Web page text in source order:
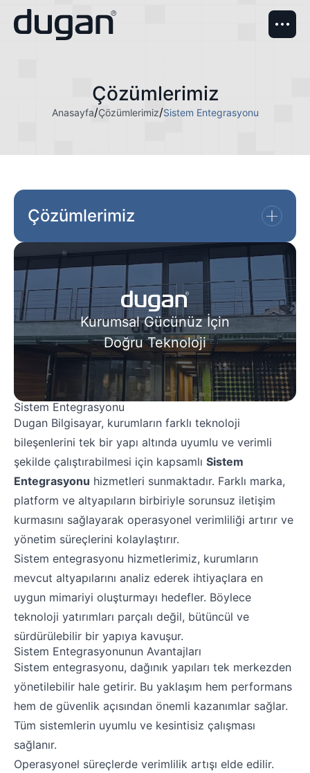
Çözümlerimiz
Anasayfa/Çözümlerimiz/Sistem Entegrasyonu
Sistem Entegrasyonu
Dugan Bilgisayar, kurumların farklı teknoloji
bileşenlerini tek bir yapı altında uyumlu ve verimli
şekilde çalıştırabilmesi için kapsamlı Sistem
Entegrasyonu hizmetleri sunmaktadır. Farklı marka,
platform ve altyapıların birbiriyle sorunsuz iletişim
kurmasını sağlayarak operasyonel verimliliği artırır ve
yönetim süreçlerini kolaylaştırır.
Sistem entegrasyonu hizmetlerimiz, kurumların
mevcut altyapılarını analiz ederek ihtiyaçlara en
uygun mimariyi oluşturmayı hedefler. Böylece
teknoloji yatırımları parçalı değil, bütüncül ve
sürdürülebilir bir yapıya kavuşur.
Sistem Entegrasyonunun Avantajları
Sistem entegrasyonu, dağınık yapıları tek merkezden
yönetilebilir hale getirir. Bu yaklaşım hem performans
hem de güvenlik açısından önemli kazanımlar sağlar.
Tüm sistemlerin uyumlu ve kesintisiz çalışması
sağlanır.
Operasyonel süreçlerde verimlilik artışı elde edilir.
Çözümlerimiz
Sistem Entegrasyonu
Sunucu, Veri Depolama ve Yedekleme Çözümleri
Network Altyapısı Kurulum ve Destek Hizmetleri
Yapısal Kablolama ve Sistem Odası Kurulumu
IT Danışmanlık, Bakım ve Onarım Hizmetleri
IP TV ve CCTV Kamera Sistemleri
Wi-Fi Kablosuz Network Kurulumları
Bilgi Güvenliği ve Yönetimi
Veri Yönetimi ve Dijital Arşivleme
Mobil Çözüm ve Uygulamalar
Teknoloji ve Telekom Altyapı Entegrasyonu
İnternet ve Güvenlik Yazılım Çözümleri
Kurumsal Eğitim Hizmetleri
Kurumsal Gücünüz İçin
Doğru Teknoloji